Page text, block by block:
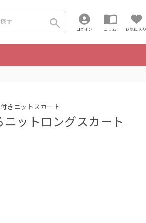
ログイン コラム お気に入り
ニットロングスカート
きニットスカート